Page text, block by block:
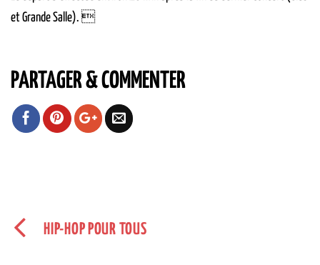
et Grande Salle). 
PARTAGER & COMMENTER
HIP-HOP POUR TOUS